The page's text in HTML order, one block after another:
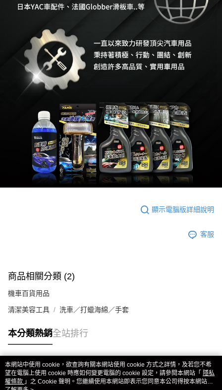
顯示電腦版詳細說明
客服
商品相關分類 (2)
機車百貨用品
清潔美容工具 洗車／打蠟海綿／手套
本分類熱銷全站排行
熱門標籤
本網站中使用 cookie，欲查詢有關本網站使用 cookie 方式之詳情，及若您不希
望在電腦上使用 cookie 時應如何變更電腦的 cookie 設定，請參閱本網站「 隱私
權條款 」之 Cookie 聲明。您繼續使用本網站即表示您同意本公司得按本網站使